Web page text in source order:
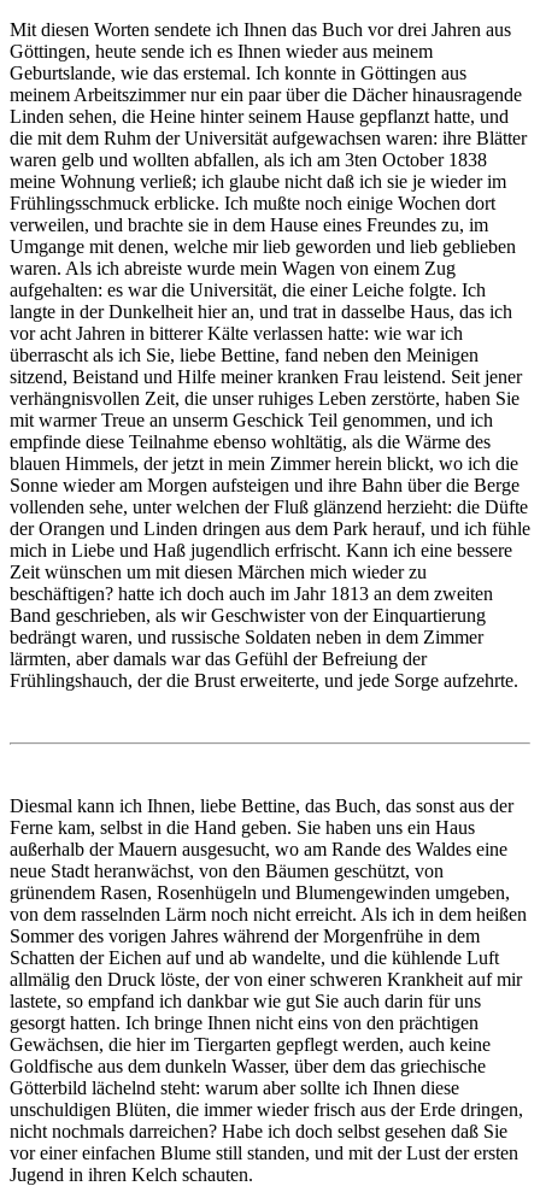
Mit diesen Worten sendete ich Ihnen das Buch vor drei Jahren aus
Göttingen, heute sende ich es Ihnen wieder aus meinem
Geburtslande, wie das erstemal. Ich konnte in Göttingen aus
meinem Arbeitszimmer nur ein paar über die Dächer hinausragende
Linden sehen, die Heine hinter seinem Hause gepflanzt hatte, und
die mit dem Ruhm der Universität aufgewachsen waren: ihre Blätter
waren gelb und wollten abfallen, als ich am 3ten October 1838
meine Wohnung verließ; ich glaube nicht daß ich sie je wieder im
Frühlingsschmuck erblicke. Ich mußte noch einige Wochen dort
verweilen, und brachte sie in dem Hause eines Freundes zu, im
Umgange mit denen, welche mir lieb geworden und lieb geblieben
waren. Als ich abreiste wurde mein Wagen von einem Zug
aufgehalten: es war die Universität, die einer Leiche folgte. Ich
langte in der Dunkelheit hier an, und trat in dasselbe Haus, das ich
vor acht Jahren in bitterer Kälte verlassen hatte: wie war ich
überrascht als ich Sie, liebe Bettine, fand neben den Meinigen
sitzend, Beistand und Hilfe meiner kranken Frau leistend. Seit jener
verhängnisvollen Zeit, die unser ruhiges Leben zerstörte, haben Sie
mit warmer Treue an unserm Geschick Teil genommen, und ich
empfinde diese Teilnahme ebenso wohltätig, als die Wärme des
blauen Himmels, der jetzt in mein Zimmer herein blickt, wo ich die
Sonne wieder am Morgen aufsteigen und ihre Bahn über die Berge
vollenden sehe, unter welchen der Fluß glänzend herzieht: die Düfte
der Orangen und Linden dringen aus dem Park herauf, und ich fühle
mich in Liebe und Haß jugendlich erfrischt. Kann ich eine bessere
Zeit wünschen um mit diesen Märchen mich wieder zu
beschäftigen? hatte ich doch auch im Jahr 1813 an dem zweiten
Band geschrieben, als wir Geschwister von der Einquartierung
bedrängt waren, und russische Soldaten neben in dem Zimmer
lärmten, aber damals war das Gefühl der Befreiung der
Frühlingshauch, der die Brust erweiterte, und jede Sorge aufzehrte.
Diesmal kann ich Ihnen, liebe Bettine, das Buch, das sonst aus der
Ferne kam, selbst in die Hand geben. Sie haben uns ein Haus
außerhalb der Mauern ausgesucht, wo am Rande des Waldes eine
neue Stadt heranwächst, von den Bäumen geschützt, von
grünendem Rasen, Rosenhügeln und Blumengewinden umgeben,
von dem rasselnden Lärm noch nicht erreicht. Als ich in dem heißen
Sommer des vorigen Jahres während der Morgenfrühe in dem
Schatten der Eichen auf und ab wandelte, und die kühlende Luft
allmälig den Druck löste, der von einer schweren Krankheit auf mir
lastete, so empfand ich dankbar wie gut Sie auch darin für uns
gesorgt hatten. Ich bringe Ihnen nicht eins von den prächtigen
Gewächsen, die hier im Tiergarten gepflegt werden, auch keine
Goldfische aus dem dunkeln Wasser, über dem das griechische
Götterbild lächelnd steht: warum aber sollte ich Ihnen diese
unschuldigen Blüten, die immer wieder frisch aus der Erde dringen,
nicht nochmals darreichen? Habe ich doch selbst gesehen daß Sie
vor einer einfachen Blume still standen, und mit der Lust der ersten
Jugend in ihren Kelch schauten.